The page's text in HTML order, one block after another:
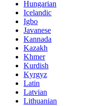
Hungarian
Icelandic
Igbo
Javanese
Kannada
Kazakh
Khmer
Kurdish
Kyrgyz
Latin
Latvian
Lithuanian